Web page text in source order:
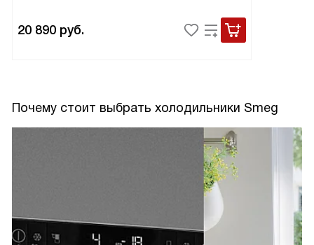
20 890 руб.
Почему стоит выбрать холодильники Smeg